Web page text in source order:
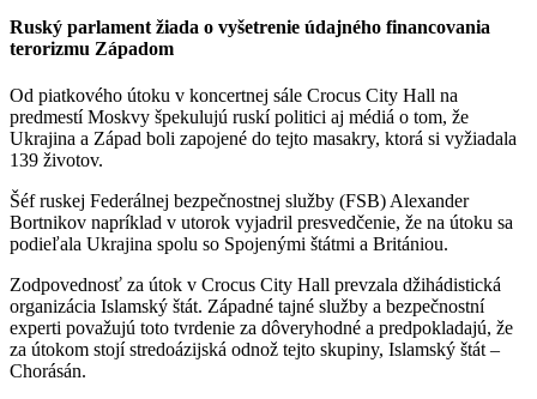
Ruský parlament žiada o vyšetrenie údajného financovania
terorizmu Západom
Od piatkového útoku v koncertnej sále Crocus City Hall na
predmestí Moskvy špekulujú ruskí politici aj médiá o tom, že
Ukrajina a Západ boli zapojené do tejto masakry, ktorá si vyžiadala
139 životov.
Šéf ruskej Federálnej bezpečnostnej služby (FSB) Alexander
Bortnikov napríklad v utorok vyjadril presvedčenie, že na útoku sa
podieľala Ukrajina spolu so Spojenými štátmi a Britániou.
Zodpovednosť za útok v Crocus City Hall prevzala džihádistická
organizácia Islamský štát. Západné tajné služby a bezpečnostní
experti považujú toto tvrdenie za dôveryhodné a predpokladajú, že
za útokom stojí stredoázijská odnož tejto skupiny, Islamský štát –
Chorásán.